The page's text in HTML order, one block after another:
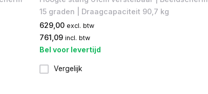
15 graden | Draagcapaciteit 90,7 kg
629,00 excl. btw
761,09 incl. btw
Bel voor levertijd
Vergelijk